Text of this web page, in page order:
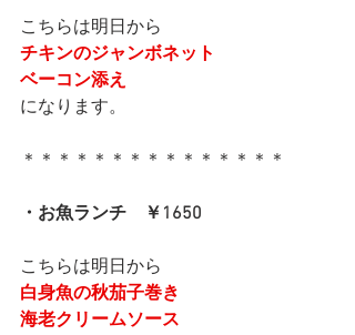
こちらは明日から
チキンのジャンボネット
ベーコン添え
になります。
＊＊＊＊＊＊＊＊＊＊＊＊＊＊＊
・お魚ランチ　￥1650
こちらは明日から
白身魚の秋茄子巻き
海老クリームソース